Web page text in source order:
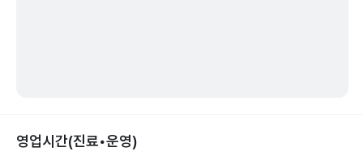
영업시간(진료•운영)